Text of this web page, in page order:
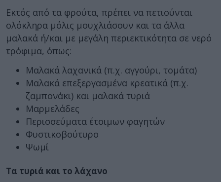
Εκτός από τα φρούτα, πρέπει να πετιούνται
ολόκληρα μόλις μουχλιάσουν και τα άλλα
μαλακά ή/και με μεγάλη περιεκτικότητα σε νερό
τρόφιμα, όπως:
Μαλακά λαχανικά (π.χ. αγγούρι, τομάτα)
Μαλακά επεξεργασμένα κρεατικά (π.χ.
ζαμπονάκι) και μαλακά τυριά
Μαρμελάδες
Περισσεύματα έτοιμων φαγητών
Φυστικοβούτυρο
Ψωμί
Τα τυριά και το λάχανο